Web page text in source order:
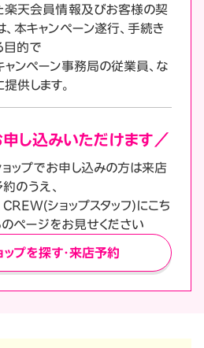
楽天会員情報及びお客様の契
本キャンペーン遂行、手続き
目的で
ンペーン事務局の従業員、な
供します。
申し込みいただけます／
ョップでお申し込みの方は来店
のうえ、
CREW(ショップスタッフ)にこち
のページをお見せください
ップを探す・来店予約